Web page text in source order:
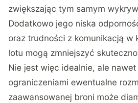
zwiększając tym samym
Dodatkowo jego niska
oraz trudności z komunikacją w
lotu mogą zmniejszyć
Nie jest więc idealnie, ale nawet
ograniczeniami ewentualne
zaawansowanej broni może